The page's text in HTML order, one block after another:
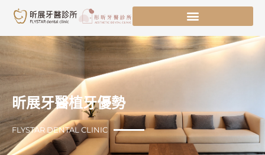
昕展牙醫植牙優勢
FLYSTAR DENTAL CLINIC